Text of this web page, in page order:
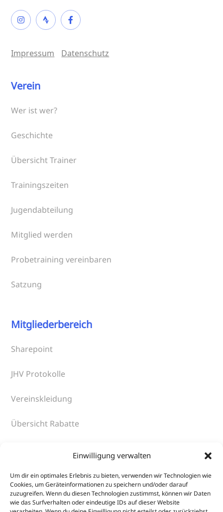
Einwilligung verwalten
Um dir ein optimales Erlebnis zu bieten, verwenden wir Technologien wie
Cookies, um Geräteinformationen zu speichern und/oder darauf
zuzugreifen. Wenn du diesen Technologien zustimmst, können wir Daten
wie das Surfverhalten oder eindeutige IDs auf dieser Website
Impressum Datenschutz
Verein
Wer ist wer?
Geschichte
Übersicht Trainer
Trainingszeiten
Jugendabteilung
Mitglied werden
Probetraining vereinbaren
Satzung
Mitgliederbereich
Sharepoint
JHV Protokolle
Vereinskleidung
Übersicht Rabatte
Verschiedenes